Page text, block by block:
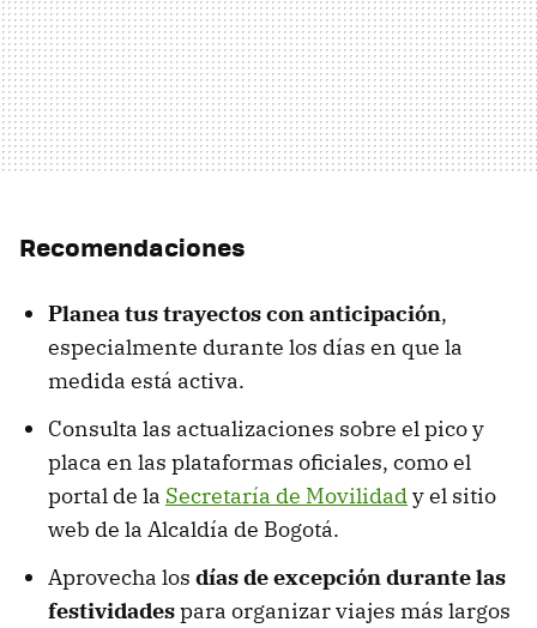
Recomendaciones
Planea tus trayectos con anticipación,
especialmente durante los días en que la
medida está activa.
Consulta las actualizaciones sobre el pico y
placa en las plataformas oficiales, como el
portal de la Secretaría de Movilidady el sitio
web de la Alcaldía de Bogotá.
Aprovecha los días de excepción durante las
festividadespara organizar viajes más largos